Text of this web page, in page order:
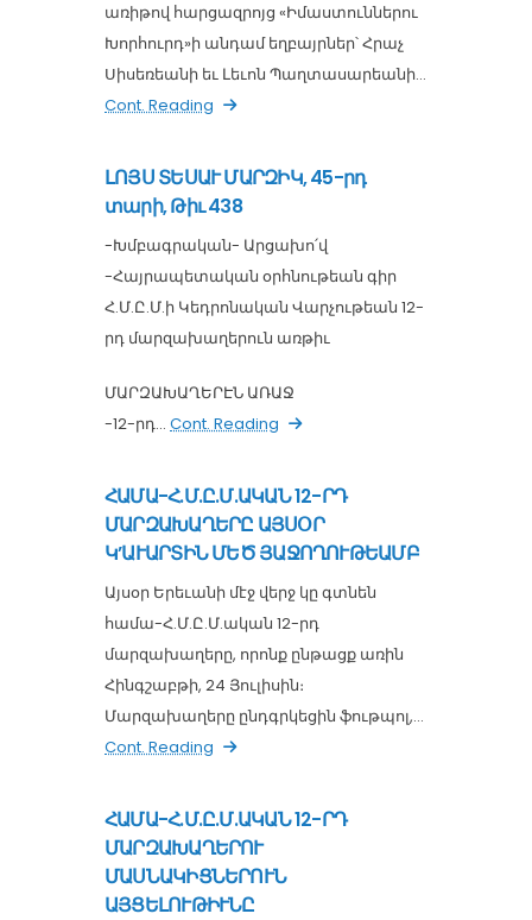
առիթով հարցազրոյց «Իմաստուններու
Խորհուրդ»ի անդամ եղբայրներ՝ Հրաչ
Սիսեռեանի եւ Լեւոն Պաղտասարեանի...
Cont. Reading
ԼՈՅՍ ՏԵՍԱՒ ՄԱՐԶԻԿ, 45-րդ
տարի, Թիւ 438
-Խմբագրական- Արցախո՛վ
-Հայրապետական օրհնութեան գիր
Հ.Մ.Ը.Մ.ի Կեդրոնական Վարչութեան 12-
րդ մարզախաղերուն առթիւ
ՄԱՐԶԱԽԱՂԵՐԷՆ ԱՌԱՋ
-12-րդ... Cont. Reading
ՀԱՄԱ-Հ.Մ.Ը.Մ.ԱԿԱՆ 12-ՐԴ
ՄԱՐԶԱԽԱՂԵՐԸ ԱՅՍՕՐ
Կ’ԱՒԱՐՏԻՆ ՄԵԾ ՅԱՋՈՂՈՒԹԵԱՄԲ
Այսօր Երեւանի մէջ վերջ կը գտնեն
համա-Հ.Մ.Ը.Մ.ական 12-րդ
մարզախաղերը, որոնք ընթացք առին
Հինգշաբթի, 24 Յուլիսին։
Մարզախաղերը ընդգրկեցին ֆութպոլ,...
Cont. Reading
ՀԱՄԱ-Հ.Մ.Ը.Մ.ԱԿԱՆ 12-ՐԴ
ՄԱՐԶԱԽԱՂԵՐՈՒ
ՄԱՍՆԱԿԻՑՆԵՐՈՒՆ
ԱՅՑԵԼՈՒԹԻՒՆԸ